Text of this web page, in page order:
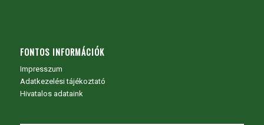
FONTOS INFORMÁCIÓK
Impresszum
Adatkezelési tájékoztató
Hivatalos adataink